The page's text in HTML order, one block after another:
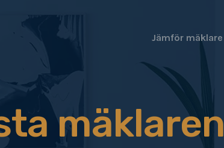
Jämför mäklare
mäklaren